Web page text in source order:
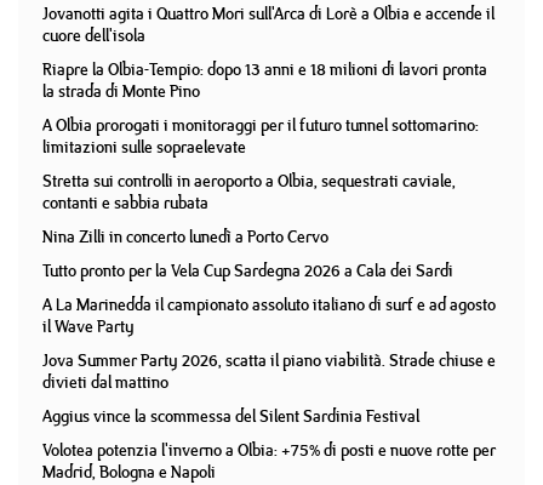
Jovanotti agita i Quattro Mori sull'Arca di Lorè a Olbia e accende il
cuore dell'isola
Riapre la Olbia-Tempio: dopo 13 anni e 18 milioni di lavori pronta
la strada di Monte Pino
A Olbia prorogati i monitoraggi per il futuro tunnel sottomarino:
limitazioni sulle sopraelevate
Stretta sui controlli in aeroporto a Olbia, sequestrati caviale,
contanti e sabbia rubata
Nina Zilli in concerto lunedì a Porto Cervo
Tutto pronto per la Vela Cup Sardegna 2026 a Cala dei Sardi
A La Marinedda il campionato assoluto italiano di surf e ad agosto
il Wave Party
Jova Summer Party 2026, scatta il piano viabilità. Strade chiuse e
divieti dal mattino
Aggius vince la scommessa del Silent Sardinia Festival
Volotea potenzia l'inverno a Olbia: +75% di posti e nuove rotte per
Madrid, Bologna e Napoli